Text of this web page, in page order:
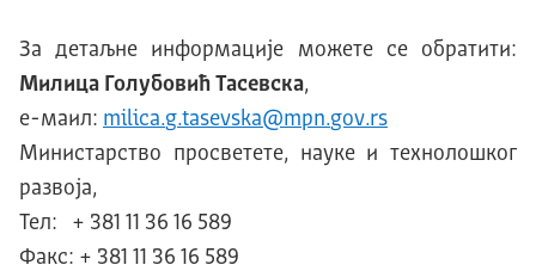
За детаљне информације можете се обратити:
Милица Голубовић Тасевска,
e-маил: milica.g.tasevska@mpn.gov.rs
Министарство просветете, науке и технолошког
развоја,
Тел: + 381 11 36 16 589
Факс: + 381 11 36 16 589